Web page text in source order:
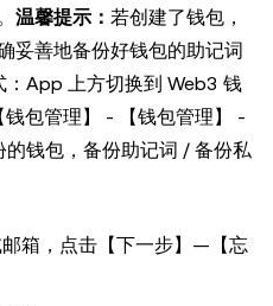
温馨提示： 若创建了钱包，
妥善地备份好钱包的助记词
App 上方切换到 Web3 钱
包管理】 - 【钱包管理】 -
的钱包，备份助记词 / 备份私
箱，点击【下一步】—【忘